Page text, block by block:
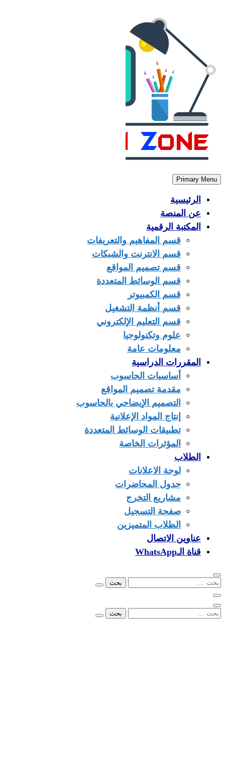
Primary Menu
الرئيسية
عن المنصة
المكتبة الرقمية
قسم المفاهيم والتعريفات
قسم الانترنت والشبكات
قسم تصميم المواقع
قسم الوسائط المتعددة
قسم الكمبيوتر
قسم أنظمة التشغيل
قسم التعليم الإلكتروني
علوم وتكنولوجيا
معلومات عامة
المقررات الدراسية
أساسيات الحاسوب
مقدمة تصميم المواقع
التصميم الإيضاحي بالحاسوب
إنتاج المواد الإعلانية
تطبيقات الوسائط المتعددة
المؤثرات الخاصة
الطلاب
لوحة الاعلانات
جدول المحاضرات
مشاريع التخرج
صفحة التسجيل
الطلاب المتميزين
عناوين الاتصال
قناة الـWhatsApp
البحث
عن:
البحث